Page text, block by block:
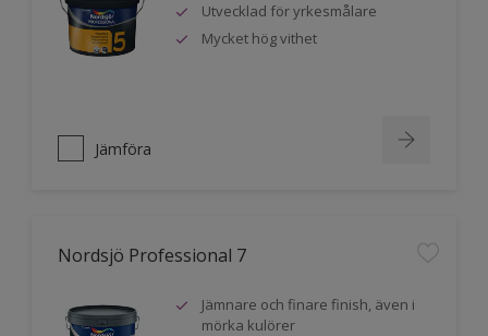
Utvecklad för yrkesmålare
Mycket hög vithet
Jämföra
Nordsjö Professional 7
Jämnare och finare finish, även i
mörka kulörer